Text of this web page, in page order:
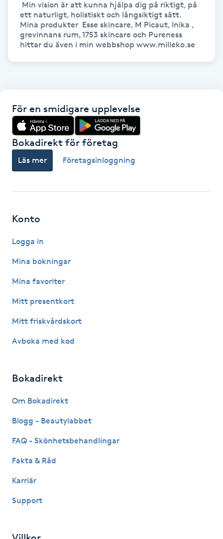
Katun fransar
Kemisk peeling
Kinesiologi
Kinesisk medicin
Kiropraktik
Klangmassage
Klippning
Klippning & Slingor
Koppningsmassage
Käkledsbehandling
Lashlift Keratin
ett naturligt, holistiskt och långsiktigt sätt.
Mina produkter  Esse skincare, M Picaut, Inika ,
grevinnans rum, 1753 skincare och Pureness
hittar du även i min webbshop www.milleko.se
För en smidigare upplevelse
Bokadirekt för företag
Läs mer Företagsinloggning
Konto
Logga in
Mina bokningar
Mina favoriter
Mitt presentkort
Mitt friskvårdskort
Avboka med kod
Bokadirekt
Om Bokadirekt
Blogg - Beautylabbet
FAQ - Skönhetsbehandlingar
Fakta & Råd
Karriär
Support